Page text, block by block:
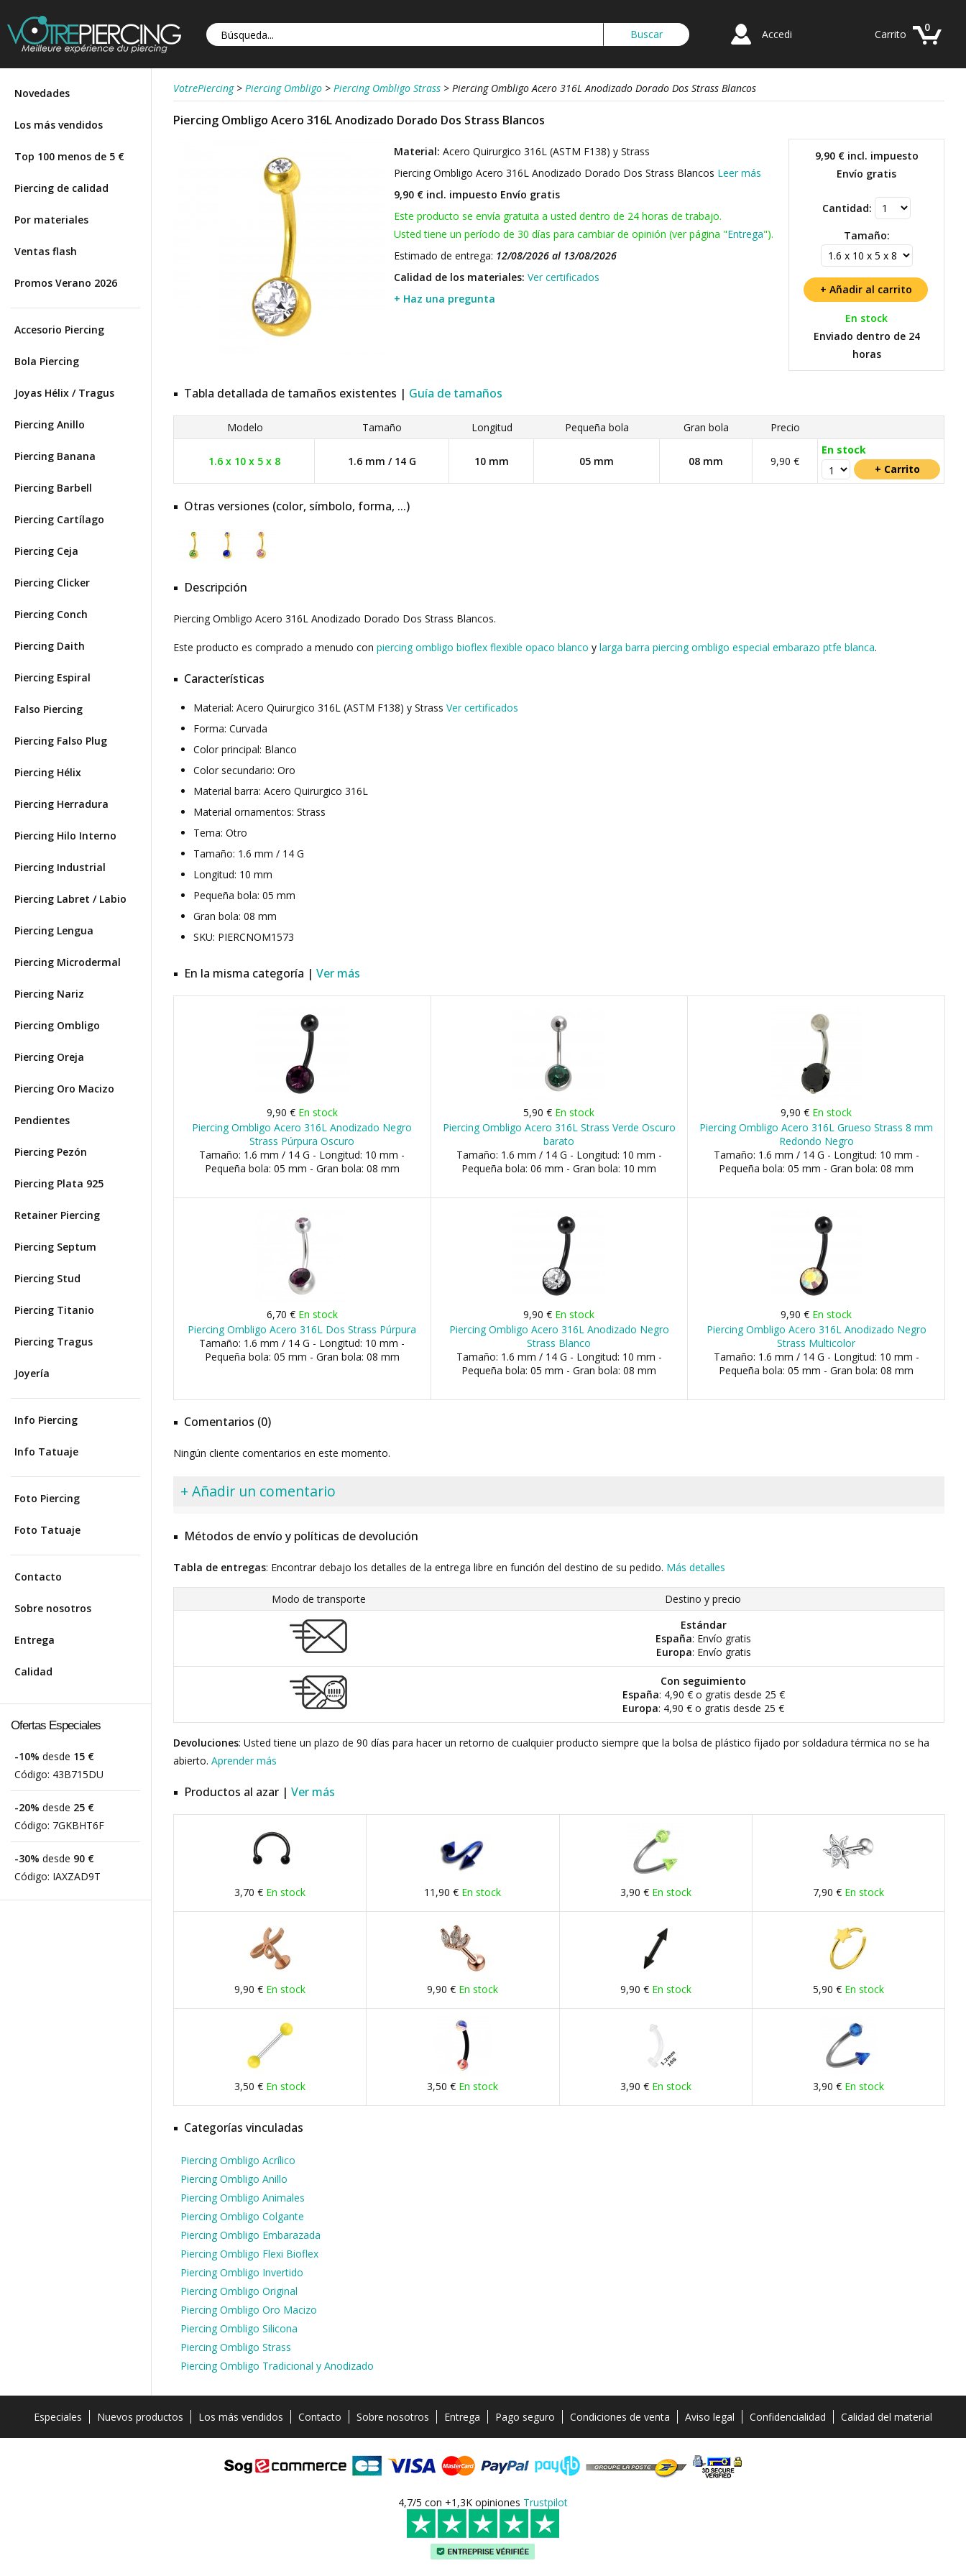
Accedi
0
Carrito
Novedades
Los más vendidos
Top 100 menos de 5 €
Piercing de calidad
Por materiales
Ventas flash
Promos Verano 2026
Accesorio Piercing
Bola Piercing
Joyas Hélix / Tragus
Piercing Anillo
Piercing Banana
Piercing Barbell
Piercing Cartílago
Piercing Ceja
Piercing Clicker
Piercing Conch
Piercing Daith
Piercing Espiral
Falso Piercing
Piercing Falso Plug
Piercing Hélix
Piercing Herradura
Piercing Hilo Interno
Piercing Industrial
Piercing Labret / Labio
Piercing Lengua
Piercing Microdermal
Piercing Nariz
Piercing Ombligo
Piercing Oreja
Piercing Oro Macizo
Pendientes
Piercing Pezón
Piercing Plata 925
Retainer Piercing
Piercing Septum
Piercing Stud
Piercing Titanio
Piercing Tragus
Joyería
Info Piercing
Info Tatuaje
Foto Piercing
Foto Tatuaje
Contacto
Sobre nosotros
Entrega
Calidad
Ofertas Especiales
-10% desde 15 €
Código: 43B715DU
-20% desde 25 €
Código: 7GKBHT6F
-30% desde 90 €
Código: IAXZAD9T
VotrePiercing > Piercing Ombligo > Piercing Ombligo Strass > Piercing Ombligo Acero 316L Anodizado Dorado Dos Strass Blancos
Piercing Ombligo Acero 316L Anodizado Dorado Dos Strass Blancos
9,90 €incl. impuesto
Envío gratis
Cantidad:
Tamaño:
En stock
Enviado dentro de 24
horas
Material: Acero Quirurgico 316L (ASTM F138) y Strass
Piercing Ombligo Acero 316L Anodizado Dorado Dos Strass Blancos Leer más
9,90 € incl. impuesto Envío gratis
Este producto se envía gratuita a usted dentro de 24 horas de trabajo.
Usted tiene un período de 30 días para cambiar de opinión (ver página "Entrega").
Estimado de entrega: 12/08/2026 al 13/08/2026
Calidad de los materiales: Ver certificados
+ Haz una pregunta
Tabla detallada de tamaños existentes | Guía de tamaños
Modelo Tamaño Longitud Pequeña bola Gran bola Precio
1.6 x 10 x 5 x 8 1.6 mm / 14 G 10 mm 05 mm 08 mm 9,90 €
En stock
Otras versiones (color, símbolo, forma, ...)
Descripción
Piercing Ombligo Acero 316L Anodizado Dorado Dos Strass Blancos.
Este producto es comprado a menudo con piercing ombligo bioflex flexible opaco blanco y larga barra piercing ombligo especial embarazo ptfe blanca.
Características
Material: Acero Quirurgico 316L (ASTM F138) y Strass Ver certificados
Forma: Curvada
Color principal: Blanco
Color secundario: Oro
Material barra: Acero Quirurgico 316L
Material ornamentos: Strass
Tema: Otro
Tamaño: 1.6 mm / 14 G
Longitud: 10 mm
Pequeña bola: 05 mm
Gran bola: 08 mm
SKU: PIERCNOM1573
En la misma categoría | Ver más
9,90 € En stock
Piercing Ombligo Acero 316L Anodizado Negro
Strass Púrpura Oscuro
Tamaño: 1.6 mm / 14 G - Longitud: 10 mm -
Pequeña bola: 05 mm - Gran bola: 08 mm
5,90 € En stock
Piercing Ombligo Acero 316L Strass Verde Oscuro
barato
Tamaño: 1.6 mm / 14 G - Longitud: 10 mm -
Pequeña bola: 06 mm - Gran bola: 10 mm
9,90 € En stock
Piercing Ombligo Acero 316L Grueso Strass 8 mm
Redondo Negro
Tamaño: 1.6 mm / 14 G - Longitud: 10 mm -
Pequeña bola: 05 mm - Gran bola: 08 mm
6,70 € En stock
Piercing Ombligo Acero 316L Dos Strass Púrpura
Tamaño: 1.6 mm / 14 G - Longitud: 10 mm -
Pequeña bola: 05 mm - Gran bola: 08 mm
9,90 € En stock
Piercing Ombligo Acero 316L Anodizado Negro
Strass Blanco
Tamaño: 1.6 mm / 14 G - Longitud: 10 mm -
Pequeña bola: 05 mm - Gran bola: 08 mm
9,90 € En stock
Piercing Ombligo Acero 316L Anodizado Negro
Strass Multicolor
Tamaño: 1.6 mm / 14 G - Longitud: 10 mm -
Pequeña bola: 05 mm - Gran bola: 08 mm
Comentarios (0)
Ningún cliente comentarios en este momento.
+ Añadir un comentario
Métodos de envío y políticas de devolución
Tabla de entregas: Encontrar debajo los detalles de la entrega libre en función del destino de su pedido. Más detalles
Modo de transporte
Destino y precio
Estándar
España: Envío gratis
Europa: Envío gratis
Con seguimiento
España: 4,90 € o gratis desde 25 €
Europa: 4,90 € o gratis desde 25 €
Devoluciones: Usted tiene un plazo de 90 días para hacer un retorno de cualquier producto siempre que la bolsa de plástico fijado por soldadura térmica no se ha
abierto. Aprender más
Productos al azar | Ver más
3,70 € En stock 11,90 € En stock 3,90 € En stock 7,90 € En stock
9,90 € En stock 9,90 € En stock 9,90 € En stock 5,90 € En stock
3,50 € En stock 3,50 € En stock 3,90 € En stock 3,90 € En stock
Categorías vinculadas
Piercing Ombligo Acrílico
Piercing Ombligo Anillo
Piercing Ombligo Animales
Piercing Ombligo Colgante
Piercing Ombligo Embarazada
Piercing Ombligo Flexi Bioflex
Piercing Ombligo Invertido
Piercing Ombligo Original
Piercing Ombligo Oro Macizo
Piercing Ombligo Silicona
Piercing Ombligo Strass
Piercing Ombligo Tradicional y Anodizado
Especiales Nuevos productos Los más vendidos Contacto Sobre nosotros Entrega Pago seguro Condiciones de venta Aviso legal Confidencialidad Calidad del material
4,7/5 con +1,3K opiniones Trustpilot